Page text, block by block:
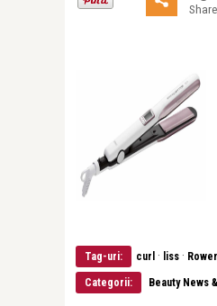
Share
Tag-uri: curl · liss ·
Categorii: Beauty News